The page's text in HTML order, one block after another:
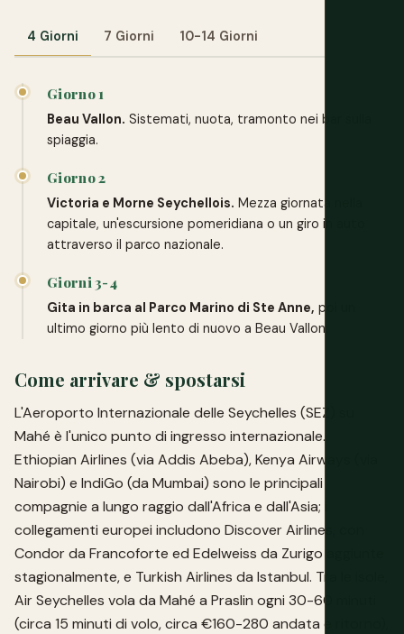
4 Giorni 7 Giorni 10-14 Giorni
Giorno 1
Beau Vallon. Sistemati, nuota, tramonto nei bar sulla
spiaggia.
Giorno 2
Victoria e Morne Seychellois. Mezza giornata nella
capitale, un'escursione pomeridiana o un giro in auto
attraverso il parco nazionale.
Giorni 3-4
Gita in barca al Parco Marino di Ste Anne, poi un
ultimo giorno più lento di nuovo a Beau Vallon.
Come arrivare & spostarsi
L'Aeroporto Internazionale delle Seychelles (SEZ) su
Mahé è l'unico punto di ingresso internazionale.
Ethiopian Airlines (via Addis Abeba), Kenya Airways (via
Nairobi) e IndiGo (da Mumbai) sono le principali
compagnie a lungo raggio dall'Africa e dall'Asia; i
collegamenti europei includono Discover Airlines, con
Condor da Francoforte ed Edelweiss da Zurigo aggiunte
stagionalmente, e Turkish Airlines da Istanbul. Tra le isole,
Air Seychelles vola da Mahé a Praslin ogni 30-60 minuti
(circa 15 minuti di volo, circa €160-280 andata e ritorno),